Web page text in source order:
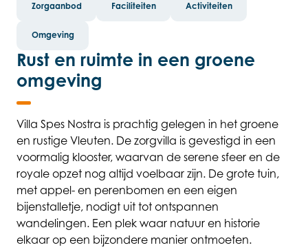
Zorgaanbod Faciliteiten Activiteiten
Omgeving
Rust en ruimte in een groene
omgeving
Villa Spes Nostra is prachtig gelegen in het groene
en rustige Vleuten. De zorgvilla is gevestigd in een
voormalig klooster, waarvan de serene sfeer en de
royale opzet nog altijd voelbaar zijn. De grote tuin,
met appel- en perenbomen en een eigen
bijenstalletje, nodigt uit tot ontspannen
wandelingen. Een plek waar natuur en historie
elkaar op een bijzondere manier ontmoeten.